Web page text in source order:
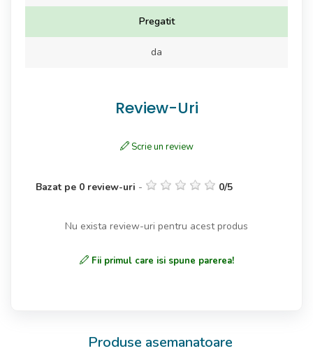
Pregatit
da
Review-Uri
Scrie un review
Bazat pe 0 review-uri - 0/5
Nu exista review-uri pentru acest produs
Fii primul care isi spune parerea!
Produse asemanatoare